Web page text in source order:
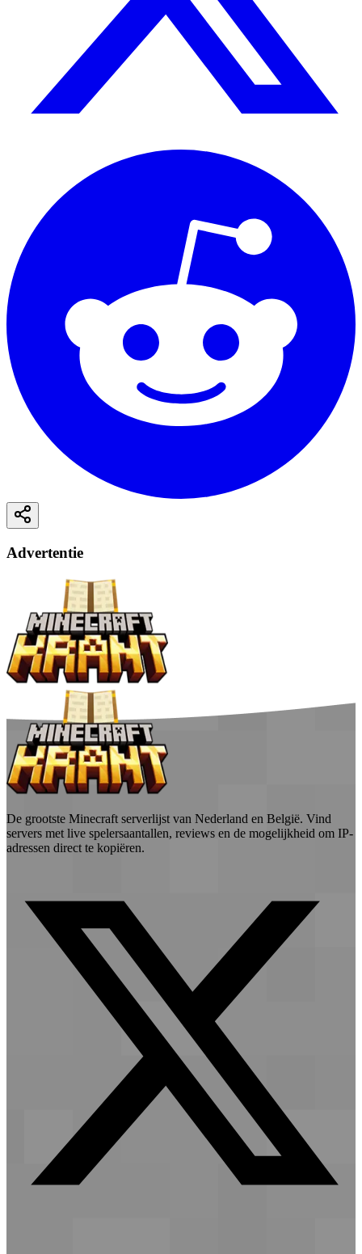
Advertentie
De grootste Minecraft serverlijst van Nederland en België. Vind
servers met live spelersaantallen, reviews en de mogelijkheid om IP-
adressen direct te kopiëren.